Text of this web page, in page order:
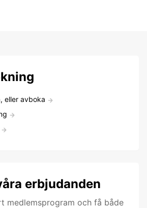
eller avboka
erbjudanden
medlemsprogram och få både